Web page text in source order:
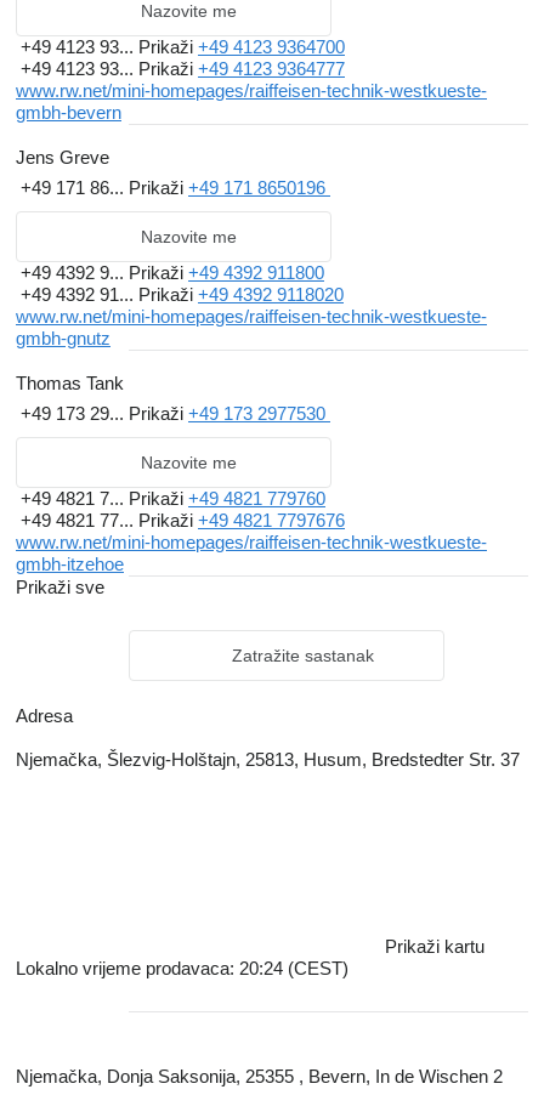
Nazovite me
+49 4123 93... Prikaži +49 4123 9364700
+49 4123 93... Prikaži +49 4123 9364777
www.rw.net/mini-homepages/raiffeisen-technik-westkueste-
gmbh-bevern
Jens Greve
+49 171 86... Prikaži +49 171 8650196
Nazovite me
+49 4392 9... Prikaži +49 4392 911800
+49 4392 91... Prikaži +49 4392 9118020
www.rw.net/mini-homepages/raiffeisen-technik-westkueste-
gmbh-gnutz
Thomas Tank
+49 173 29... Prikaži +49 173 2977530
Nazovite me
+49 4821 7... Prikaži +49 4821 779760
+49 4821 77... Prikaži +49 4821 7797676
www.rw.net/mini-homepages/raiffeisen-technik-westkueste-
gmbh-itzehoe
Prikaži sve
Zatražite sastanak
Adresa
Njemačka, Šlezvig-Holštajn, 25813, Husum, Bredstedter Str. 37
Prikaži kartu
Lokalno vrijeme prodavaca: 20:24 (CEST)
Njemačka, Donja Saksonija, 25355 , Bevern, In de Wischen 2